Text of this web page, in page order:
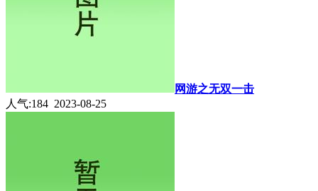
网游之无双一击
人气:184 2023-08-25